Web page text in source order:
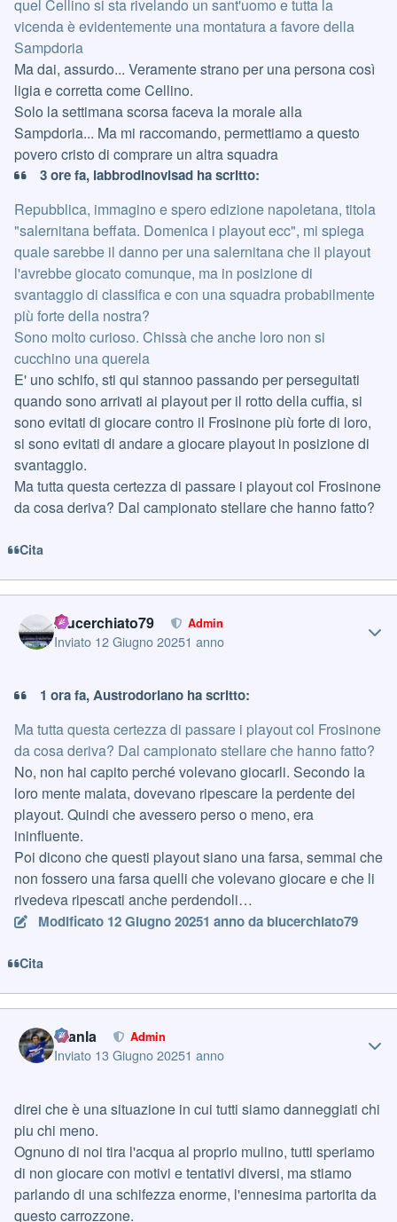
quel Cellino si sta rivelando un sant'uomo e tutta la
vicenda è evidentemente una montatura a favore della
Sampdoria
Ma dai, assurdo... Veramente strano per una persona così
ligia e corretta come Cellino.
Solo la settimana scorsa faceva la morale alla
Sampdoria... Ma mi raccomando, permettiamo a questo
povero cristo di comprare un altra squadra
3 ore fa, labbrodinovisad ha scritto:
Repubblica, immagino e spero edizione napoletana, titola
"salernitana beffata. Domenica i playout ecc", mi spiega
quale sarebbe il danno per una salernitana che il playout
l'avrebbe giocato comunque, ma in posizione di
svantaggio di classifica e con una squadra probabilmente
più forte della nostra?
Sono molto curioso. Chissà che anche loro non si
cucchino una querela
E' uno schifo, sti qui stannoo passando per perseguitati
quando sono arrivati ai playout per il rotto della cuffia, si
sono evitati di giocare contro il Frosinone più forte di loro,
si sono evitati di andare a giocare playout in posizione di
svantaggio.
Ma tutta questa certezza di passare i playout col Frosinone
da cosa deriva? Dal campionato stellare che hanno fatto?
Cita
blucerchiato79 Admin
Inviato 12 Giugno 20251 anno
1 ora fa, Austrodoriano ha scritto:
Ma tutta questa certezza di passare i playout col Frosinone
da cosa deriva? Dal campionato stellare che hanno fatto?
No, non hai capito perché volevano giocarli. Secondo la
loro mente malata, dovevano ripescare la perdente dei
playout. Quindi che avessero perso o meno, era
ininfluente.
Poi dicono che questi playout siano una farsa, semmai che
non fossero una farsa quelli che volevano giocare e che li
rivedeva ripescati anche perdendoli…
Modificato 12 Giugno 20251 annoda blucerchiato79
Cita
Gianla Admin
Inviato 13 Giugno 20251 anno
direi che è una situazione in cui tutti siamo danneggiati chi
piu chi meno.
Ognuno di noi tira l'acqua al proprio mulino, tutti speriamo
di non giocare con motivi e tentativi diversi, ma stiamo
parlando di una schifezza enorme, l'ennesima partorita da
questo carrozzone.